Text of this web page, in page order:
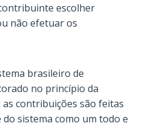
escolher
não efetuar os
brasileiro de
no princípio da
contribuições são feitas
sistema como um todo e